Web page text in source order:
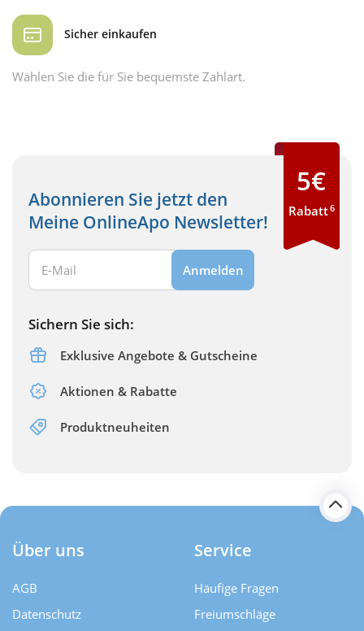
Sicher einkaufen
Wählen Sie die für Sie bequemste Zahlart.
Abonnieren Sie jetzt den
Meine OnlineApo Newsletter!
Ihre E-Mail Adresse:
Anmelden
Sichern Sie sich:
Exklusive Angebote & Gutscheine
Aktionen & Rabatte
Produktneuheiten
5€
Rabatt6
Über uns
AGB
Datenschutz
Service
Häufige Fragen
Freiumschläge